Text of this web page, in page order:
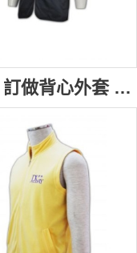
V040 訂做背心外套 自訂背心褸紙樣 訂購黑色背心褸點襯 男背心外套製作公司